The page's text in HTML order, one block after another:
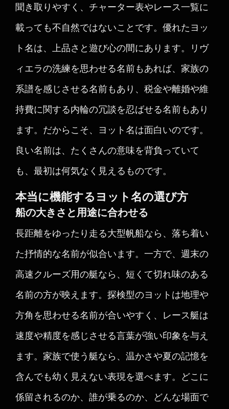
聞き取りやすく、チャーター表やレース一覧に
載っても不自然ではないことです。優れたヨッ
ト名は、上品さと遊び心の間にあります。リヴ
ィエラの洗練を思わせる名前もあれば、家族の
系譜を感じさせる名前もあり、税金や離婚や維
持費に関する内輪の冗談を忍ばせる名前もあり
ます。だからこそ、ヨット名は面白いのです。
良い名前は、たくさんの意味を背負っていて
も、最初は何気なく見えるものです。
本当に機能するヨット名の選び方
船の大きさと用途に合わせる
長距離をゆったり走る大型帆船なら、落ち着い
た抒情的な名前が似合います。一方で、週末の
高速クルーズ用の艇なら、短くて切れ味のある
名前の方が映えます。探検型のヨットは地理や
方角を思わせる名前が合いやすく、レース艇は
速度や精度を感じさせる言葉が強い印象を与え
ます。家族で使う艇なら、温かさや夏の記憶を
含んでも幼く見えない表現を選べます。どこに
係留されるのか、誰が乗るのか、どんな場面で